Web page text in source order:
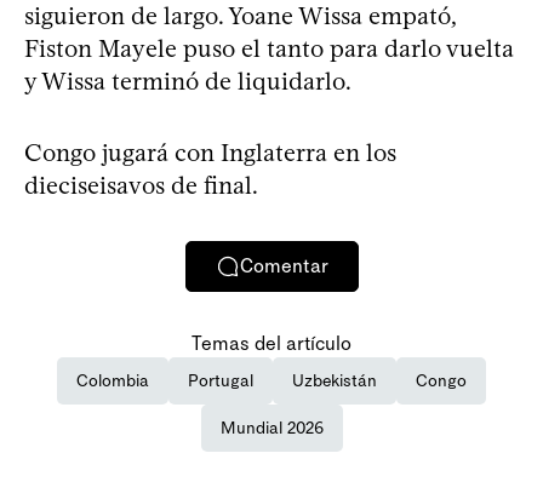
siguieron de largo. Yoane Wissa empató,
Fiston Mayele puso el tanto para darlo vuelta
y Wissa terminó de liquidarlo.
Congo jugará con Inglaterra en los
dieciseisavos de final.
Comentar
Temas del artículo
Colombia Portugal Uzbekistán Congo
Mundial 2026